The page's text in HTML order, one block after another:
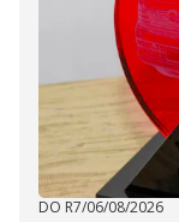
DO R7/06/08/2026